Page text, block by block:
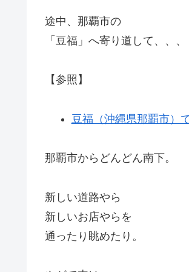
途中、那覇市の
「豆福」へ寄り道して、、、
【参照】
豆福（沖縄県那覇市）
那覇市からどんどん南下。
新しい道路やら
新しいお店やらを
通ったり眺めたり。